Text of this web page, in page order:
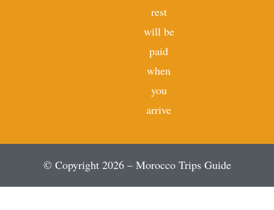
rest
will be
paid
when
you
arrive
© Copyright 2026 – Morocco Trips Guide